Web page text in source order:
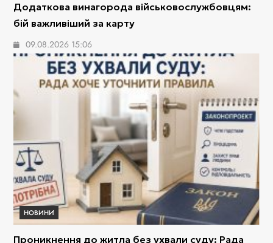
Додаткова винагорода військовослужбовцям:
бій важливіший за карту
09.08.2026 15:06
НОВИНИ
Проникнення до житла без ухвали суду: Рада